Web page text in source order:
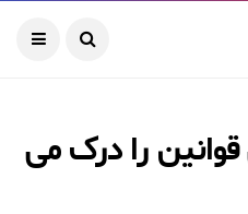
را درک می